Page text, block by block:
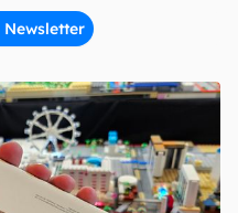
Newsletter
com os Termos de
do Canaltech.